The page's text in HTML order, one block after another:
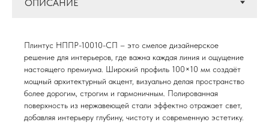
Плинтус НППР-10010-СП – это смелое дизайнерское
решение для интерьеров, где важна каждая линия и ощущение
настоящего премиума. Широкий профиль 100×10 мм создаёт
мощный архитектурный акцент, визуально делая пространство
более дорогим, строгим и гармоничным. Полированная
поверхность из нержавеющей стали эффектно отражает свет,
добавляя интерьеру глубину, чистоту и современную эстетику.